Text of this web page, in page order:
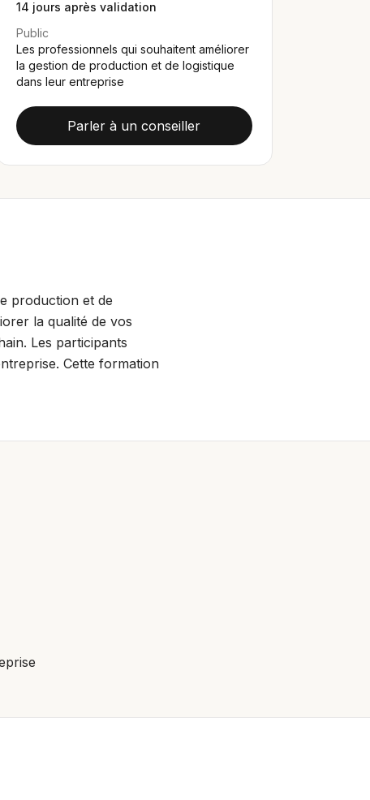
14 jours après validation
Public
Les professionnels qui souhaitent améliorer
la gestion de production et de logistique
dans leur entreprise
Parler à un conseiller
production et de
la qualité de vos
Les participants
Cette formation